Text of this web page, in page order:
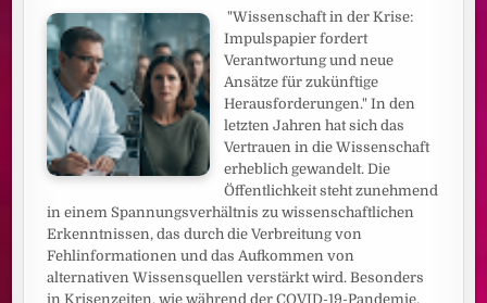
"Wissenschaft in der Krise:
Impulspapier fordert
Verantwortung und neue
Ansätze für zukünftige
Herausforderungen." In den
letzten Jahren hat sich das
Vertrauen in die Wissenschaft
erheblich gewandelt. Die
Öffentlichkeit steht zunehmend
in einem Spannungsverhältnis zu wissenschaftlichen
Erkenntnissen, das durch die Verbreitung von
Fehlinformationen und das Aufkommen von
alternativen Wissensquellen verstärkt wird. Besonders
in Krisenzeiten, wie während der COVID-19-Pandemie,